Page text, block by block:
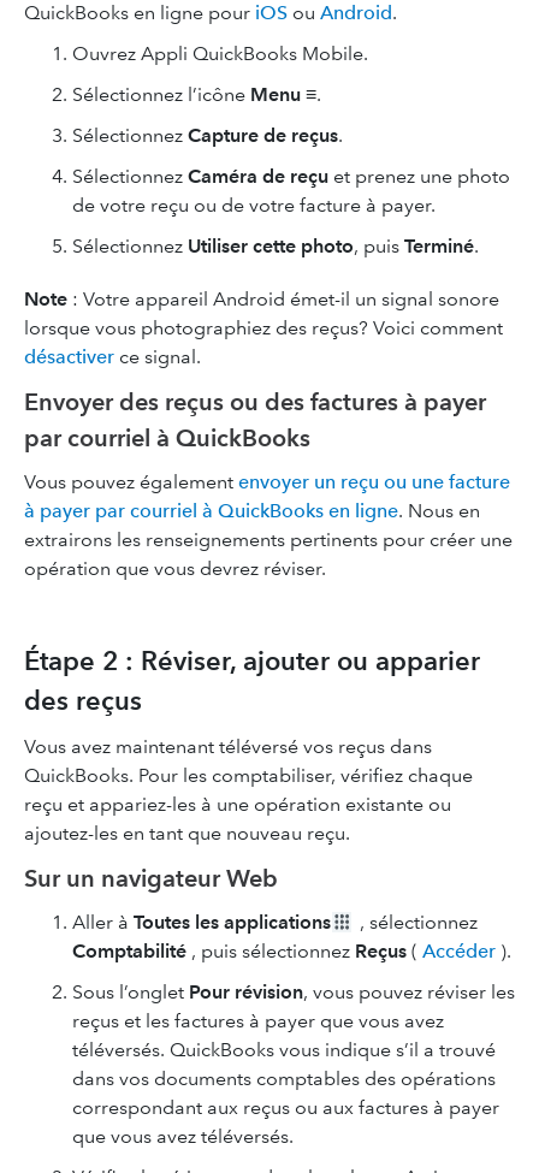
QuickBooks en ligne pour iOS ou Android.
Ouvrez Appli QuickBooks Mobile.
Sélectionnez l’icône Menu ≡.
Sélectionnez Capture de reçus.
Sélectionnez Caméra de reçu et prenez une photo
de votre reçu ou de votre facture à payer.
Sélectionnez Utiliser cette photo, puis Terminé.
Note : Votre appareil Android émet-il un signal sonore
lorsque vous photographiez des reçus? Voici comment
désactiver ce signal.
Envoyer des reçus ou des factures à payer
par courriel à QuickBooks
Vous pouvez également envoyer un reçu ou une facture
à payer par courriel à QuickBooks en ligne. Nous en
extrairons les renseignements pertinents pour créer une
opération que vous devrez réviser.
Étape 2 : Réviser, ajouter ou apparier
des reçus
Vous avez maintenant téléversé vos reçus dans
QuickBooks. Pour les comptabiliser, vérifiez chaque
reçu et appariez-les à une opération existante ou
ajoutez-les en tant que nouveau reçu.
Sur un navigateur Web
Aller à Toutes les applications
, sélectionnez
Comptabilité , puis sélectionnez Reçus ( Accéder ).
Sous l’onglet Pour révision, vous pouvez réviser les
reçus et les factures à payer que vous avez
téléversés. QuickBooks vous indique s’il a trouvé
dans vos documents comptables des opérations
correspondant aux reçus ou aux factures à payer
que vous avez téléversés.